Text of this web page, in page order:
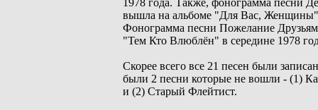
1978 года. Также, фонограмма песни
вышла на альбоме "Для Вас, Женщины"
Фонограмма песни Пожелание
"Тем Кто Влюблён" в середине 1978
Скорее всего все 21 песен были
были 2 песни которые не вошли - (1)
и (2) Старый Флейтист.